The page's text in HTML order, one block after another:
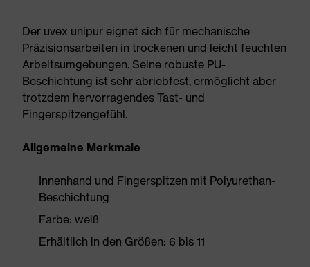
Der uvex unipur eignet sich für mechanische
Präzisionsarbeiten in trockenen und leicht feuchten
Arbeitsumgebungen. Seine robuste PU-
Beschichtung ist sehr abriebfest, ermöglicht aber
trotzdem hervorragendes Tast- und
Fingerspitzengefühl.
Allgemeine Merkmale
Innenhand und Fingerspitzen mit Polyurethan-
Beschichtung
Farbe: weiß
Erhältlich in den Größen: 6 bis 11